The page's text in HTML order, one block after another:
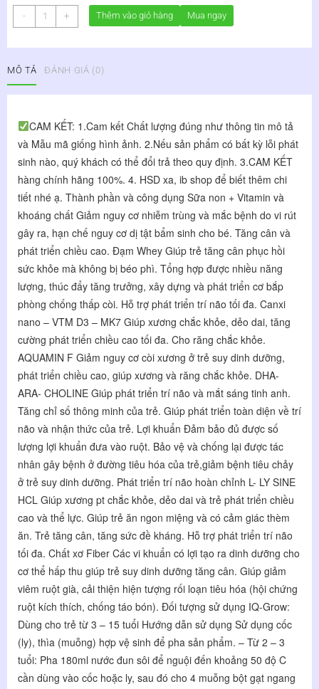
-
Sữa
Non
Grow
Lon
Phát
Triển
Chiều
Cao
Và
Não
Cho
Trẻ
số
lượng
+ Thêm vào giỏ hàng Mua ngay
MÔ TẢ ĐÁNH GIÁ (0)
CAM KẾT: 1.Cam kết Chất lượng đúng như thông tin mô tả
và Mẫu mã giống hình ảnh. 2.Nếu sản phẩm có bất kỳ lỗi phát
sinh nào, quý khách có thể đổi trả theo quy định. 3.CAM KẾT
hàng chính hãng 100%. 4. HSD xa, ib shop để biết thêm chi
tiết nhé ạ. Thành phần và công dụng Sữa non + Vitamin và
khoáng chất Giảm nguy cơ nhiễm trùng và mắc bệnh do vi rút
gây ra, hạn chế nguy cơ dị tật bẩm sinh cho bé. Tăng cân và
phát triển chiều cao. Đạm Whey Giúp trẻ tăng cân phục hồi
sức khỏe mà không bị béo phì. Tổng hợp được nhiều năng
lượng, thúc đẩy tăng trưởng, xây dựng và phát triển cơ bắp
phòng chống thấp còi. Hỗ trợ phát triển trí não tối đa. Canxi
nano – VTM D3 – MK7 Giúp xương chắc khỏe, dẻo dai, tăng
cường phát triển chiều cao tối đa. Cho răng chắc khỏe.
AQUAMIN F Giảm nguy cơ còi xương ở trẻ suy dinh dưỡng,
phát triển chiều cao, giúp xương và răng chắc khỏe. DHA-
ARA- CHOLINE Giúp phát triển trí não và mắt sáng tinh anh.
Tăng chỉ số thông minh của trẻ. Giúp phát triển toàn diện về trí
não và nhận thức của trẻ. Lợi khuẩn Đảm bảo đủ được số
lượng lợi khuẩn đưa vào ruột. Bảo vệ và chống lại được tác
nhân gây bệnh ở đường tiêu hóa của trẻ,giảm bệnh tiêu chảy
ở trẻ suy dinh dưỡng. Phát triển trí não hoàn chỉnh L- LY SINE
HCL Giúp xương pt chắc khỏe, dẻo dai và trẻ phát triển chiều
cao và thể lực. Giúp trẻ ăn ngon miệng và có cảm giác thèm
ăn. Trẻ tăng cân, tăng sức đề kháng. Hỗ trợ phát triển trí não
tối đa. Chất xơ Fiber Các vi khuẩn có lợi tạo ra dinh dưỡng cho
cơ thể hấp thu giúp trẻ suy dinh dưỡng tăng cân. Giúp giảm
viêm ruột già, cải thiện hiện tượng rối loạn tiêu hóa (hội chứng
ruột kích thích, chống táo bón). Đối tượng sử dụng IQ-Grow:
Dùng cho trẻ từ 3 – 15 tuổi Hướng dẫn sử dụng Sử dụng cốc
(ly), thìa (muỗng) hợp vệ sinh để pha sản phẩm. – Từ 2 – 3
tuổi: Pha 180ml nước đun sôi để nguội đến khoảng 50 độ C
cần dùng vào cốc hoặc ly, sau đó cho 4 muỗng bột gạt ngang